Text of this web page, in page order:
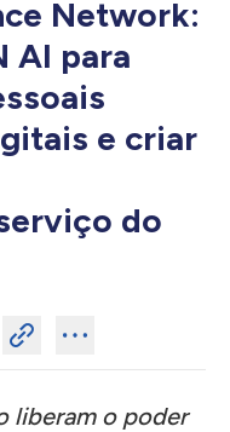
Network:
AI para
e criar
do
liberam o poder